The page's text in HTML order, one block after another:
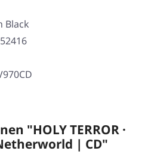
Black
"HOLY TERROR ·
| CD"